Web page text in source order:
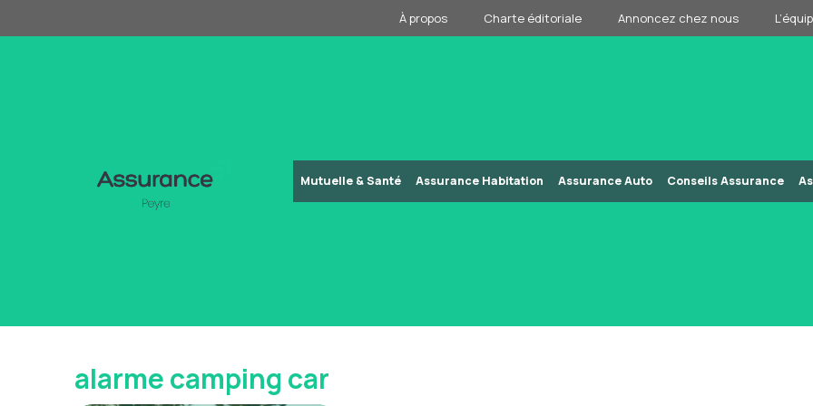
au
À propos Charte éditoriale Annoncez chez nous
Mutuelle & Santé Assurance Habitation Assurance Auto Conseils Assurance
alarme camping car